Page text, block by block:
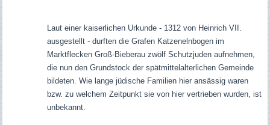
Laut einer kaiserlichen Urkunde - 1312 von Heinrich VII.
ausgestellt - durften die Grafen Katzenelnbogen im
Marktflecken Groß-Bieberau zwölf Schutzjuden aufnehmen,
die nun den Grundstock der spätmittelalterlichen Gemeinde
bildeten. Wie lange jüdische Familien hier ansässig waren
bzw. zu welchem Zeitpunkt sie von hier vertrieben wurden, ist
unbekannt.